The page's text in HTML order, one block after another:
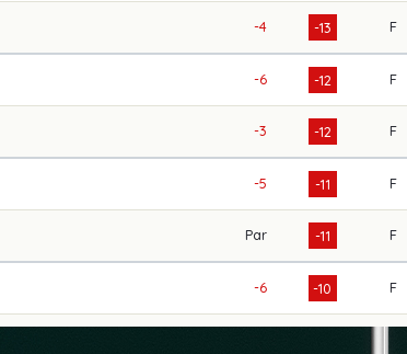
-4 -13 F
-6 -12 F
-3 -12 F
-5 -11 F
Par -11 F
-6 -10 F